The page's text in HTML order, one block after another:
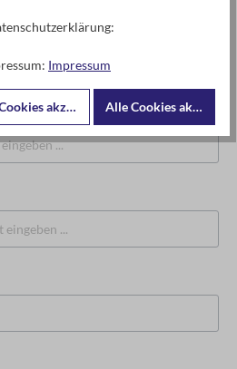
Impressum
akzeptierenAlle Cookies